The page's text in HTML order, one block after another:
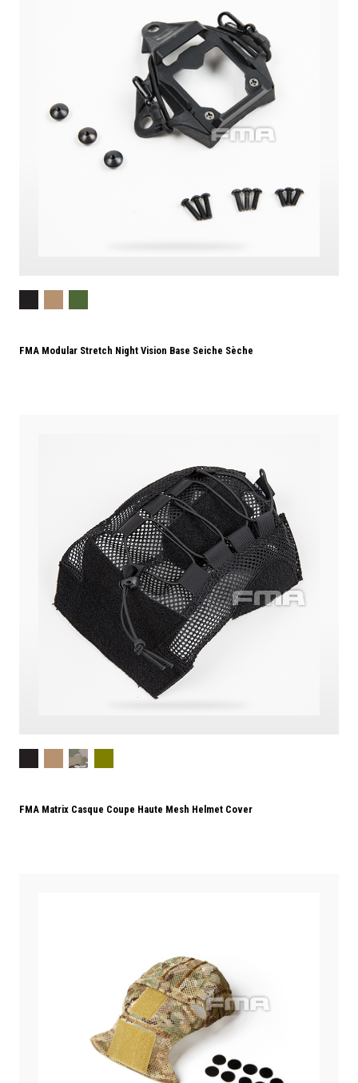
FMA Modular Stretch Night Vision Base Seiche Sèche
FMA Matrix Casque Coupe Haute Mesh Helmet Cover